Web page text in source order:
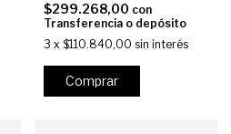
$299.268,00 con
Transferencia o depósito
3 x $110.840,00 sin interés
Comprar